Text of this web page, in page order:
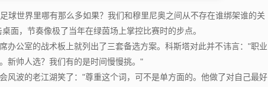
世界里哪有那么多如果？我们和穆里尼奥之间从不存在谁绑架谁的关
面，节奏像极了当年在绿茵场上掌控比赛时的步点。
公室的战术板上就列出了三套备选方案。科斯塔对此并不讳言："职业
新帅人选？我们有的是时间慢慢挑。"
波的老江湖笑了："尊重这个词，可不是单方面的。他做了对自己最好